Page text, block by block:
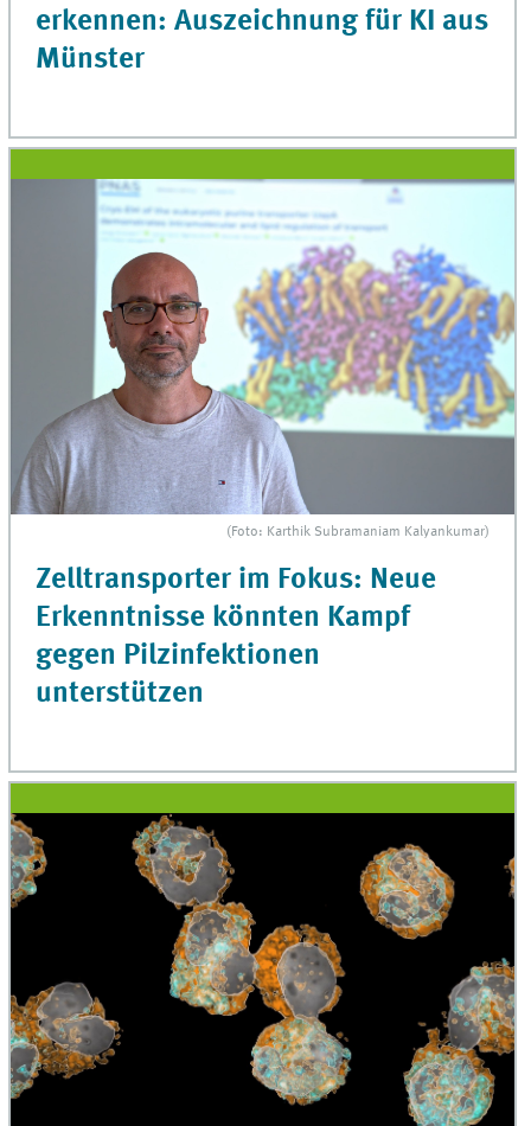
erkennen: Auszeichnung für KI aus
Münster
(Foto: Karthik Subramaniam Kalyankumar)
Zelltransporter im Fokus: Neue
Erkenntnisse könnten Kampf
gegen Pilzinfektionen
unterstützen